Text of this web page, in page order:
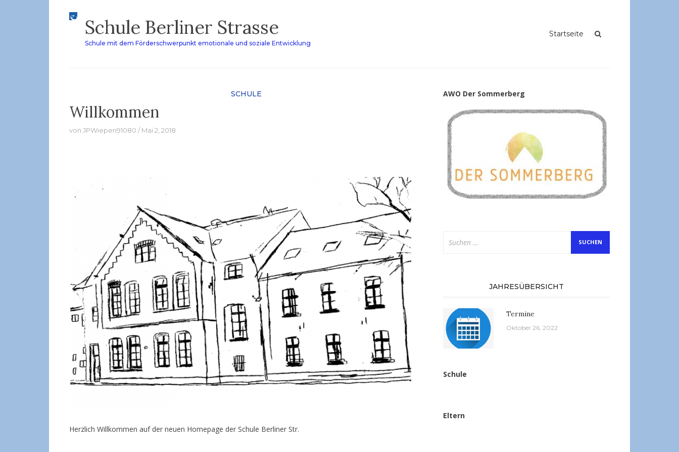
Zum
springenSchule Berliner Strasse
Schule mit dem Förderschwerpunkt emotionale und soziale Entwicklung
Startseite
SCHULE
Willkommen
von JPWiepen91080 Mai 2, 2018
Herzlich Willkommen auf der neuen Homepage der Schule Berliner Str.
AWO Der Sommerberg
nach:
JAHRESÜBERSICHT
Termine
Oktober 26, 2022
Schule
Eltern